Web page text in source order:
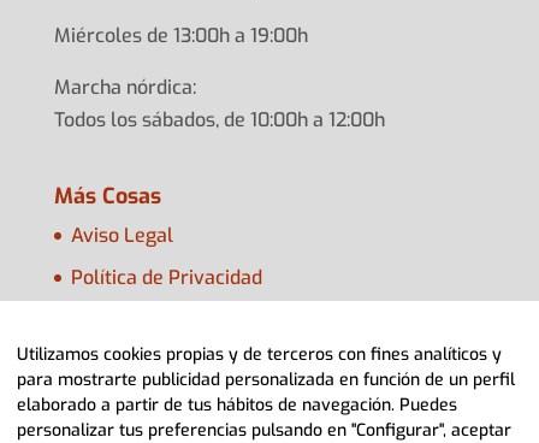
Miércoles de 13:00h a 19:00h
Marcha nórdica:
Todos los sábados, de 10:00h a 12:00h
Más Cosas
Aviso Legal
Política de Privacidad
Configurar Cookies
Utilizamos cookies propias y de terceros con fines analíticos y
para mostrarte publicidad personalizada en función de un perfil
elaborado a partir de tus hábitos de navegación. Puedes
personalizar tus preferencias pulsando en "Configurar", aceptar